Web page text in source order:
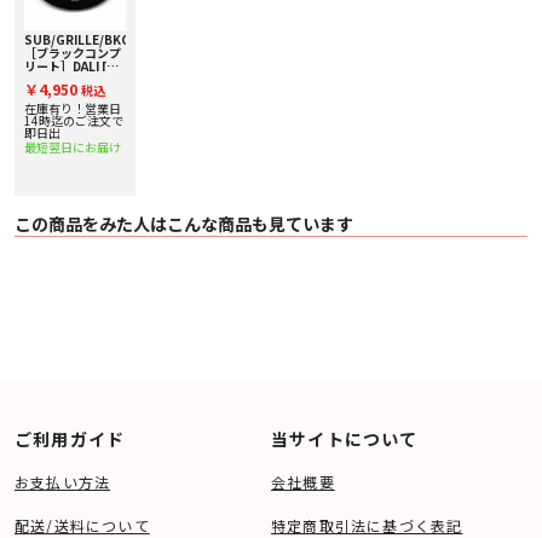
SUB/GRILLE/BKC
［ブラックコンプ
リート］DALI [ダ
リル 1枚
￥4,950 税込
在庫有り！営業日
14時迄のご注文で
即日出
最短翌日にお届け
この商品をみた人はこんな商品も見ています
ご利用ガイド
お支払い方法
配送/送料について
当サイトについて
会社概要
特定商取引法に基づく表記